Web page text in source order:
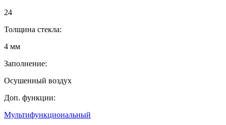
24
Толщина стекла:
4 мм
Заполнение:
Осушенный воздух
Доп. функции:
Мультифункциональный